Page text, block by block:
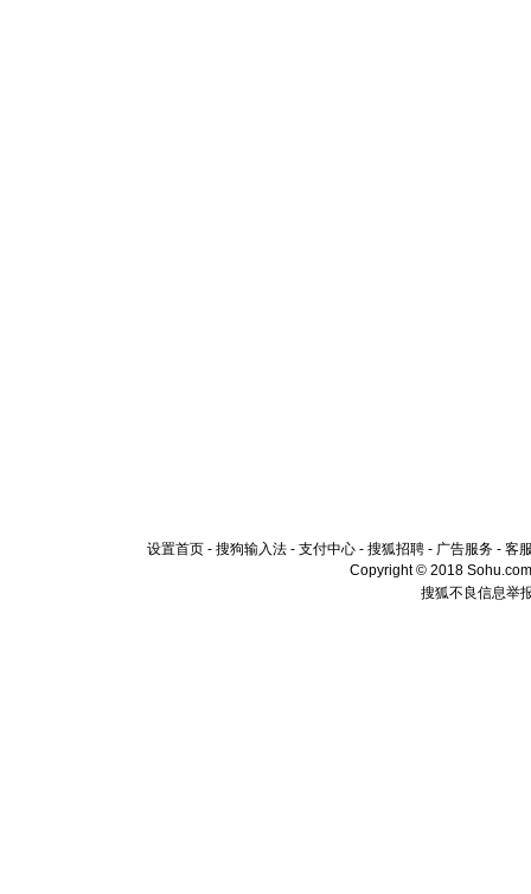
设置首页 - 搜狗输入法 - 支付中心 - 搜狐招聘 - 广告服务 - 客
Copyright © 2018
搜狐不良信息举